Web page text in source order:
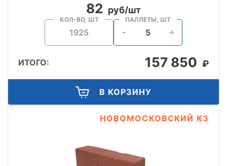
82 руб/шт
КОЛ-ВО, ШТ ПАЛЛЕТЫ, ШТ
ИТОГО: 157 850 ₽
В КОРЗИНУ
НОВОМОСКОВСКИЙ КЗ